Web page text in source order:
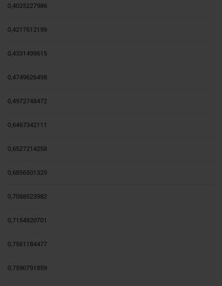
0,4025227986
0,4217612199
0,4331499615
0,4749626498
0,4972748472
0,6467342111
0,6527214258
0,6856501329
0,7088523982
0,7154820701
0,7561184477
0,7590791859